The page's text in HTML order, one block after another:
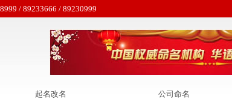
/ 89233666 / 89230999
起名改名
公司命名